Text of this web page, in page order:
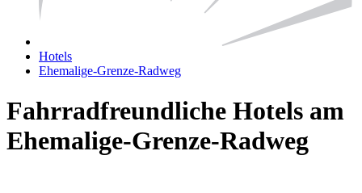
Hotels
Ehemalige-Grenze-Radweg
Fahrradfreundliche Hotels am
Ehemalige-Grenze-Radweg